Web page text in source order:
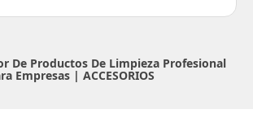
De Productos De Limpieza Profesional
Empresas | ACCESORIOS